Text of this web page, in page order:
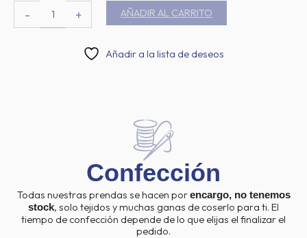
- + AÑADIR AL CARRITO
Añadir a la lista de deseos
Confección
Todas nuestras prendas se hacen porencargo, no tenemos
stock, solo tejidos y muchas ganas de coserlo para ti. El
tiempo de confección depende de lo que elijas el finalizar el
pedido.